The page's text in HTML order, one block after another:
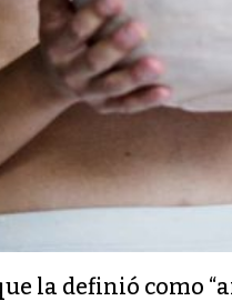
la definió como